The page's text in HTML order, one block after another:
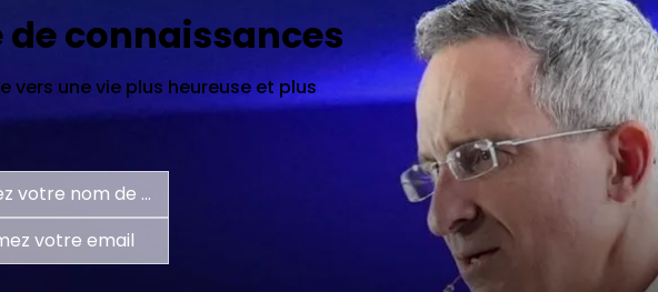
connaissances
une vie plus heureuse et plus